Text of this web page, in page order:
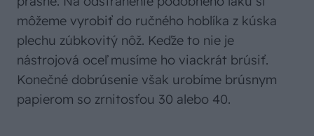
môžeme vyrobiť do ručného hoblíka z kúska
plechu zúbkovitý nôž. Keďže to nie je
nástrojová oceľ musíme ho viackrát brúsiť.
Konečné dobrúsenie však urobíme brúsnym
papierom so zrnitosťou 30 alebo 40.